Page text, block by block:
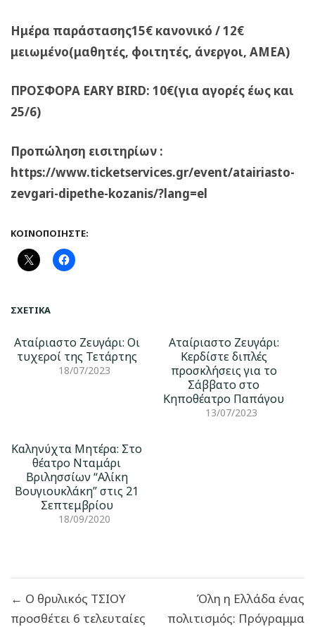
Ημέρα παράστασης15€ κανονικό / 12€
μειωμένο(μαθητές, φοιτητές, άνεργοι, ΑΜΕΑ)
ΠΡΟΣΦΟΡΑ EARY BIRD: 10€(για αγορές έως και
25/6)
Προπώληση εισιτηρίων :
https://www.ticketservices.gr/event/atairiasto-
zevgari-dipethe-kozanis/?lang=el
ΚΟΙΝΟΠΟΙΉΣΤΕ:
ΣΧΕΤΙΚΆ
Αταίριαστο Ζευγάρι: Οι
τυχεροί της Τετάρτης
18/07/2023
Αταίριαστο Ζευγάρι:
Κερδίστε διπλές
προσκλήσεις για το
Σάββατο στο
Κηποθέατρο Παπάγου
13/07/2023
Καληνύχτα Μητέρα: Στο
θέατρο Νταμάρι
Βριλησσίων “Αλίκη
Βουγιουκλάκη” στις 21
Σεπτεμβρίου
18/09/2020
άρθρων
← Ο θρυλικός ΤΣΙΟΥ
προσθέτει 6 τελευταίες
Όλη η Ελλάδα ένας
πολιτισμός: Πρόγραμμα